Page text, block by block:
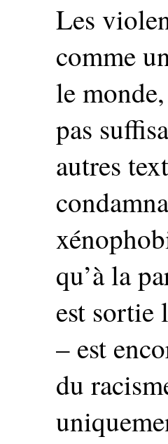
Les
comme
le
pas
autres
qu’à la
est sortie
– est
du